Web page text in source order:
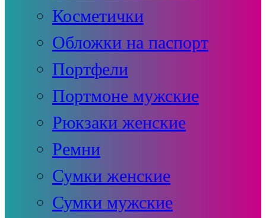
Косметички
Обложки на паспорт
Портфели
Портмоне мужские
Рюкзаки женские
Ремни
Сумки женские
Сумки мужские